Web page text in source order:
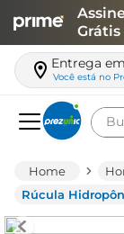
Grátis
Entrega
Você está no
Rúcula
leite